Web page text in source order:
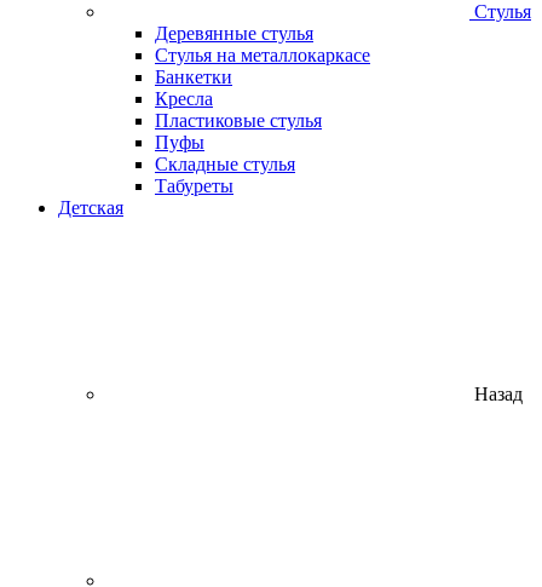
Стулья
Деревянные стулья
Стулья на металлокаркасе
Банкетки
Кресла
Пластиковые стулья
Пуфы
Складные стулья
Табуреты
Детская
Назад